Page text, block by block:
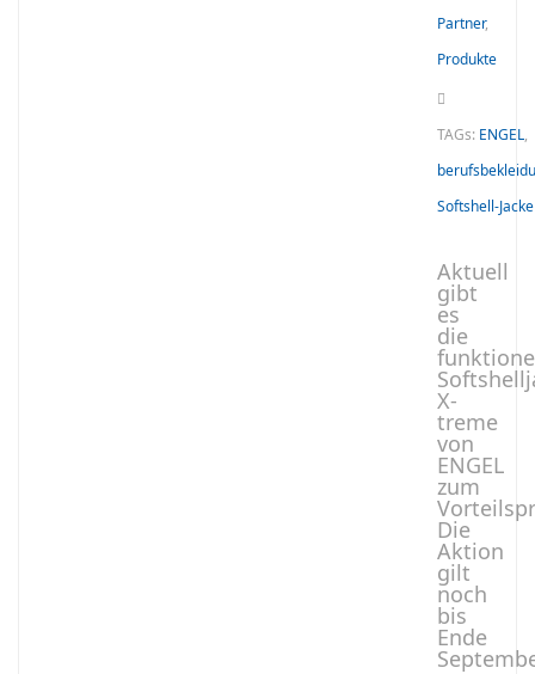
Partner,
Produkte
TAGs: ENGEL,
Softshell-Jacke
Aktuell
gibt
es
die
X-
treme
von
ENGEL
zum
Die
Aktion
gilt
noch
bis
Ende